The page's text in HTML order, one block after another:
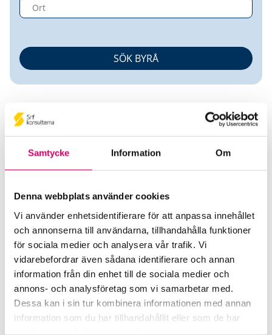
Samtycke Information Om
Denna webbplats använder cookies
Vi använder enhetsidentifierare för att anpassa innehållet
och annonserna till användarna, tillhandahålla funktioner
för sociala medier och analysera vår trafik. Vi
vidarebefordrar även sådana identifierare och annan
information från din enhet till de sociala medier och
annons- och analysföretag som vi samarbetar med.
Dessa kan i sin tur kombinera informationen med annan
information som du har tillhandahållit eller som de har
Account Ekonomipartner i Örebro AB
Örebro
Telefon
019-20 62 74
Mobiltelefon
070-219 17 61